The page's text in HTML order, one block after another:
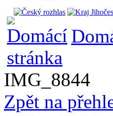
IMG_8844
Zpět na